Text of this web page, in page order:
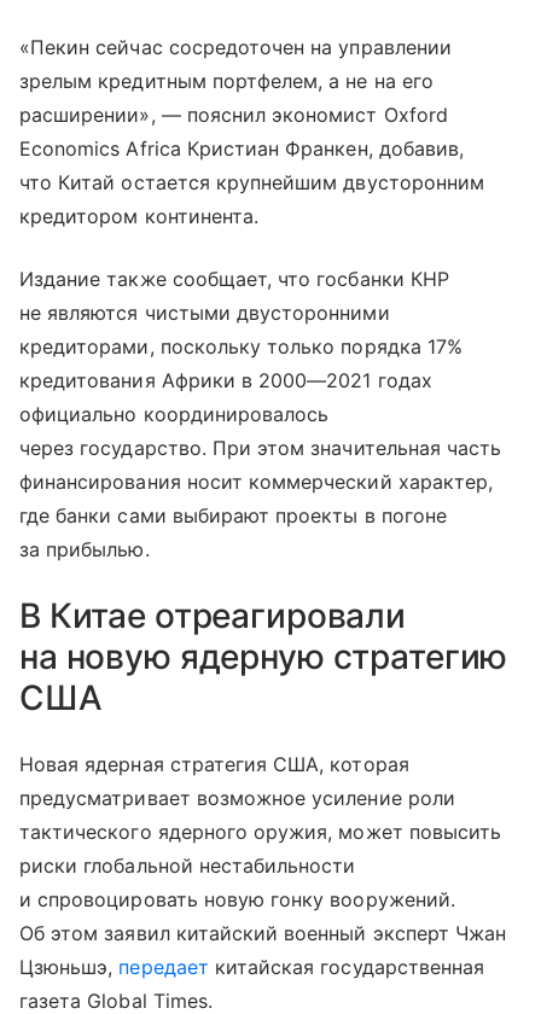
«Пекин сейчас сосредоточен на управлении
зрелым кредитным портфелем, а не на его
расширении», — пояснил экономист Oxford
Economics Africa Кристиан Франкен, добавив,
что Китай остается крупнейшим двусторонним
кредитором континента.
Издание также сообщает, что госбанки КНР
не являются чистыми двусторонними
кредиторами, поскольку только порядка 17%
кредитования Африки в 2000—2021 годах
официально координировалось
через государство. При этом значительная часть
финансирования носит коммерческий характер,
где банки сами выбирают проекты в погоне
за прибылью.
В Китае отреагировали
на новую ядерную стратегию
США
Новая ядерная стратегия США, которая
предусматривает возможное усиление роли
тактического ядерного оружия, может повысить
риски глобальной нестабильности
и спровоцировать новую гонку вооружений.
Об этом заявил китайский военный эксперт Чжан
Цзюньшэ, передает китайская государственная
газета Global Times.